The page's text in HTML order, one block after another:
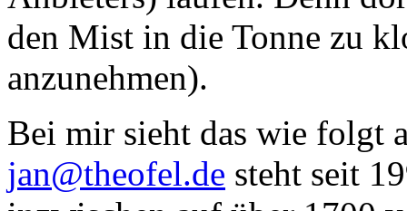
den Mist in die Tonne zu
anzunehmen).
Bei mir sieht das wie folgt
jan@theofel.de steht seit